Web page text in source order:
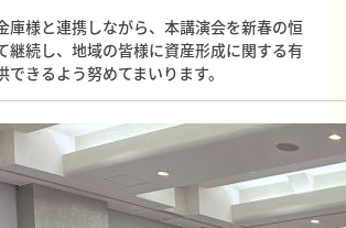
庫様と連携しながら、本講演会を新春の恒
継続し、地域の皆様に資産形成に関する有
きるよう努めてまいります。